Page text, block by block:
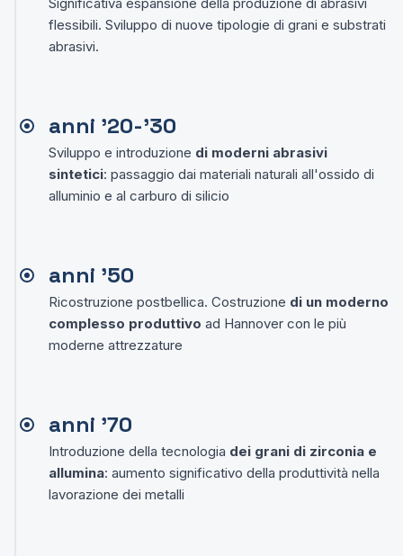
Significativa espansione della produzione di abrasivi
flessibili. Sviluppo di nuove tipologie di grani e substrati
abrasivi.
anni '20-'30
Sviluppo e introduzione di moderni abrasivi
sintetici: passaggio dai materiali naturali all'ossido di
alluminio e al carburo di silicio
anni '50
Ricostruzione postbellica. Costruzione di un moderno
complesso produttivo ad Hannover con le più
moderne attrezzature
anni '70
Introduzione della tecnologia dei grani di zirconia e
allumina: aumento significativo della produttività nella
lavorazione dei metalli